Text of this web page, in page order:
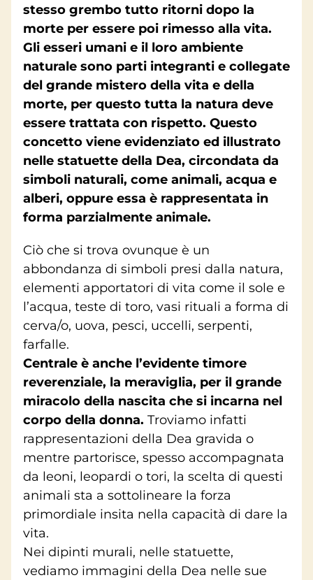
stesso grembo tutto ritorni dopo la
morte per essere poi rimesso alla vita.
Gli esseri umani e il loro ambiente
naturale sono parti integranti e collegate
del grande mistero della vita e della
morte, per questo tutta la natura deve
essere trattata con rispetto. Questo
concetto viene evidenziato ed illustrato
nelle statuette della Dea, circondata da
simboli naturali, come animali, acqua e
alberi, oppure essa è rappresentata in
forma parzialmente animale.
Ciò che si trova ovunque è un
abbondanza di simboli presi dalla natura,
elementi apportatori di vita come il sole e
l’acqua, teste di toro, vasi rituali a forma di
cerva/o, uova, pesci, uccelli, serpenti,
farfalle.
Centrale è anche l’evidente timore
reverenziale, la meraviglia, per il grande
miracolo della nascita che si incarna nel
corpo della donna. Troviamo infatti
rappresentazioni della Dea gravida o
mentre partorisce, spesso accompagnata
da leoni, leopardi o tori, la scelta di questi
animali sta a sottolineare la forza
primordiale insita nella capacità di dare la
vita.
Nei dipinti murali, nelle statuette,
vediamo immagini della Dea nelle sue